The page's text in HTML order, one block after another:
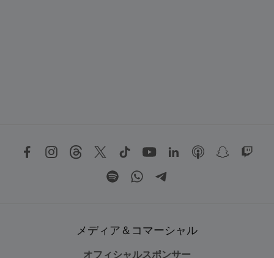
メディア＆コマーシャル
オフィシャルスポンサー